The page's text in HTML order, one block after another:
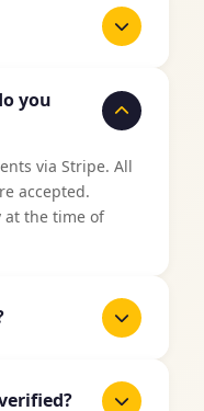
pickup location
time, and then
You'll get an
your
you
via Stripe. All
accepted.
at the time of
Malmö,